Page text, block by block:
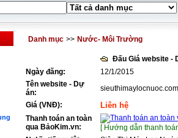
Danh mục >> Nước- Môi Trường
Đấu Giá website -
Ngày đăng:
12/1/2015
Tên website - Dự
án:
sieuthimaylocnuoc.com
Giá (VNĐ):
Liên hệ
Thanh toán an toàn
qua BảoKim.vn:
[ Hướng dẫn thanh